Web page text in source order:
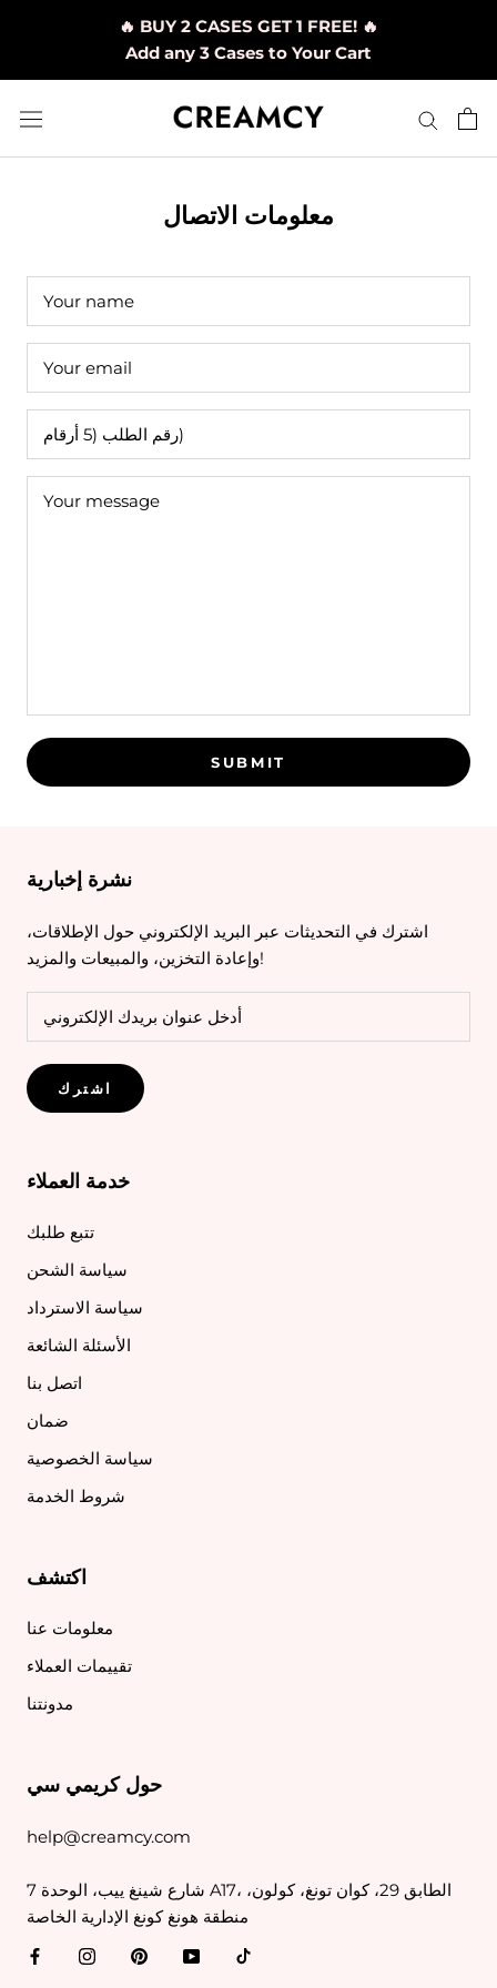
🔥 BUY 2 CASES GET 1 FREE! 🔥
Add any 3 Cases to Your Cart
معلومات الاتصال
SUBMIT
نشرة إخبارية
اشترك في التحديثات عبر البريد الإلكتروني حول الإطلاقات،
وإعادة التخزين، والمبيعات والمزيد!
اشترك
خدمة العملاء
تتبع طلبك
سياسة الشحن
سياسة الاسترداد
الأسئلة الشائعة
اتصل بنا
ضمان
سياسة الخصوصية
شروط الخدمة
اكتشف
معلومات عنا
تقييمات العملاء
مدونتنا
حول كريمي سي
help@creamcy.com
7 شارع شينغ ييب، الوحدة A17، الطابق 29، كوان تونغ، كولون،
منطقة هونغ كونغ الإدارية الخاصة